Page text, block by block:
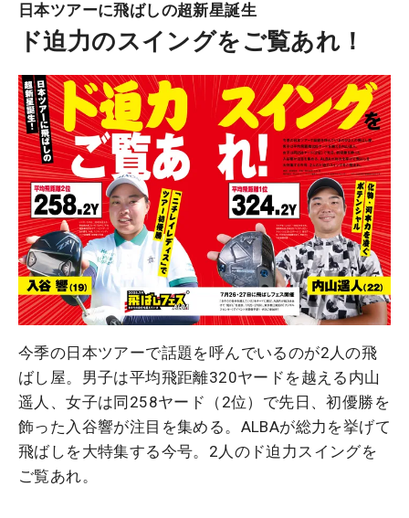
日本ツアーに飛ばしの超新星誕生
ド迫力のスイングをご覧あれ！
今季の日本ツアーで話題を呼んでいるのが2人の飛
ばし屋。男子は平均飛距離320ヤードを越える内山
遥人、女子は同258ヤード（2位）で先日、初優勝を
飾った入谷響が注目を集める。ALBAが総力を挙げて
飛ばしを大特集する今号。2人のド迫力スイングを
ご覧あれ。